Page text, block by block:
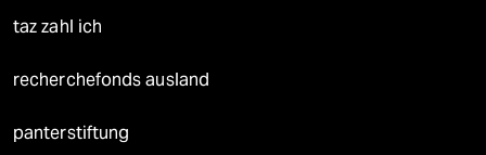
taz zahl ich
recherchefonds ausland
panterstiftung